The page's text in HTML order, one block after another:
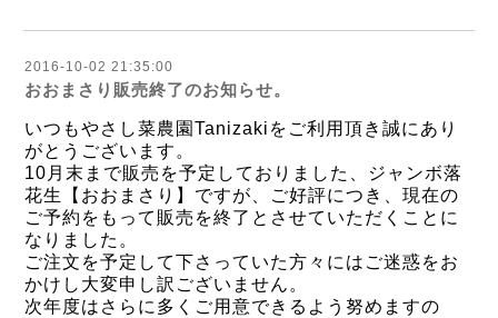
2016-10-02 21:35:00
おおまさり販売終了のお知らせ。
いつもやさし菜農園Tanizakiをご利用頂き誠にあり
がとうございます。
10月末まで販売を予定しておりました、ジャンボ落
花生【おおまさり】ですが、ご好評につき、現在の
ご予約をもって販売を終了とさせていただくことに
なりました。
ご注文を予定して下さっていた方々にはご迷惑をお
かけし大変申し訳ございません。
次年度はさらに多くご用意できるよう努めますの